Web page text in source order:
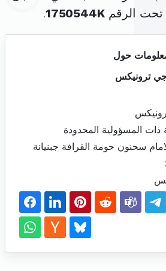
الرقم 1750544K
.
حول
ترونيكس
المسؤولية المحدودة
سحنون حومة القرافة جبنيانة